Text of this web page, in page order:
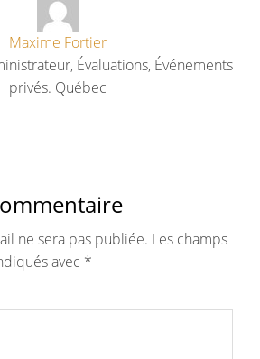
Maxime Fortier
Évaluations, Événements
privés. Québec
ne sera pas publiée. Les champs
avec *